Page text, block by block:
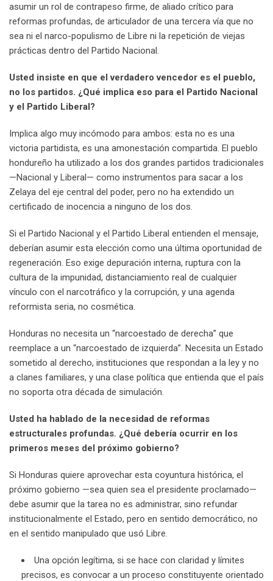
asumir un rol de contrapeso firme, de aliado crítico para
reformas profundas, de articulador de una tercera vía que no
sea ni el narco-populismo de Libre ni la repetición de viejas
prácticas dentro del Partido Nacional.
Usted insiste en que el verdadero vencedor es el pueblo,
no los partidos. ¿Qué implica eso para el Partido Nacional
y el Partido Liberal?
Implica algo muy incómodo para ambos: esta no es una
victoria partidista, es una amonestación compartida. El pueblo
hondureño ha utilizado a los dos grandes partidos tradicionales
—Nacional y Liberal— como instrumentos para sacar a los
Zelaya del eje central del poder, pero no ha extendido un
certificado de inocencia a ninguno de los dos.
Si el Partido Nacional y el Partido Liberal entienden el mensaje,
deberían asumir esta elección como una última oportunidad de
regeneración. Eso exige depuración interna, ruptura con la
cultura de la impunidad, distanciamiento real de cualquier
vínculo con el narcotráfico y la corrupción, y una agenda
reformista seria, no cosmética.
Honduras no necesita un “narcoestado de derecha” que
reemplace a un “narcoestado de izquierda”. Necesita un Estado
sometido al derecho, instituciones que respondan a la ley y no
a clanes familiares, y una clase política que entienda que el país
no soporta otra década de simulación.
Usted ha hablado de la necesidad de reformas
estructurales profundas. ¿Qué debería ocurrir en los
primeros meses del próximo gobierno?
Si Honduras quiere aprovechar esta coyuntura histórica, el
próximo gobierno —sea quien sea el presidente proclamado—
debe asumir que la tarea no es administrar, sino refundar
institucionalmente el Estado, pero en sentido democrático, no
en el sentido manipulado que usó Libre.
Una opción legítima, si se hace con claridad y límites
precisos, es convocar a un proceso constituyente orientado